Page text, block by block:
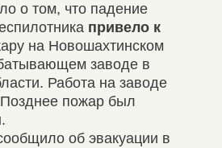
о том, что падение
привело к
на Новошахтинском
заводе в
Работа на заводе
пожар был
об эвакуации в